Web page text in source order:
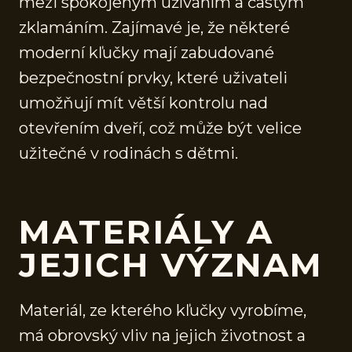
zklamáním. Zajímavé je, že některé
moderní kľučky mají zabudované
bezpečnostní prvky, které uživateli
umožňují mít větší kontrolu nad
otevřením dveří, což může být velice
užitečné v rodinách s dětmi.
MATERIÁLY A
JEJICH VÝZNAM
Materiál, ze kterého kľučky vyrobíme,
má obrovský vliv na jejich životnost a